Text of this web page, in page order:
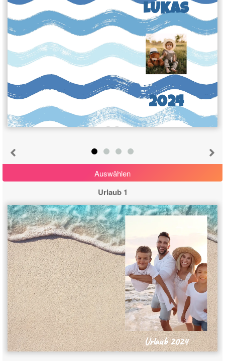
LUKAS
2024
Auswählen
Urlaub 1
Urlaub 2024